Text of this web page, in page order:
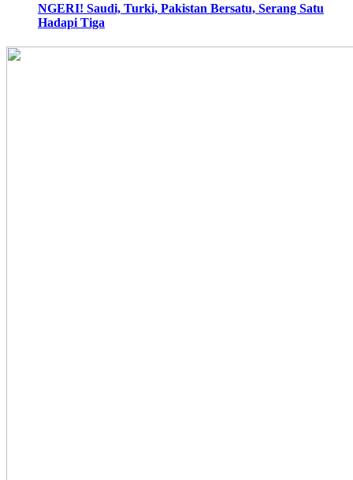
NGERI! Saudi, Turki, Pakistan Bersatu, Serang Satu
Hadapi Tiga